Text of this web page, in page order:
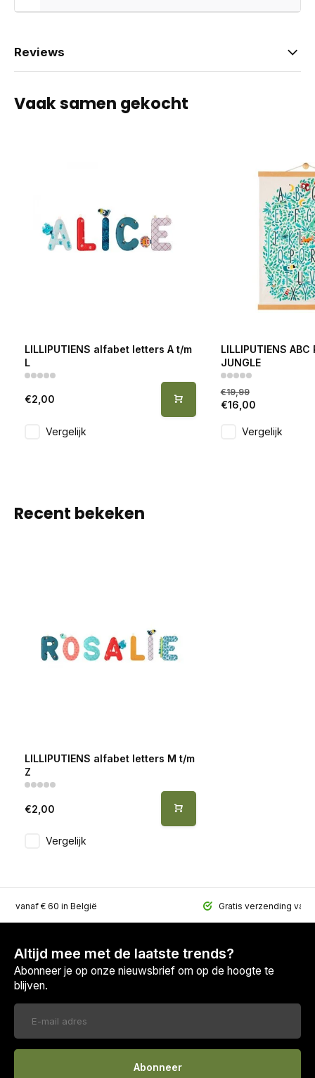
Reviews
Vaak samen gekocht
LILLIPUTIENS alfabet letters A t/m
L
€2,00
Vergelijk
LILLIPUTIENS ABC
JUNGLE
€19,99
€16,00
Vergelijk
Recent bekeken
LILLIPUTIENS alfabet letters M t/m
Z
€2,00
Vergelijk
vanaf € 60 in België Gratis verzending
Altijd mee met de laatste trends?
Abonneer je op onze nieuwsbrief om op de hoogte te
blijven.
Abonneer